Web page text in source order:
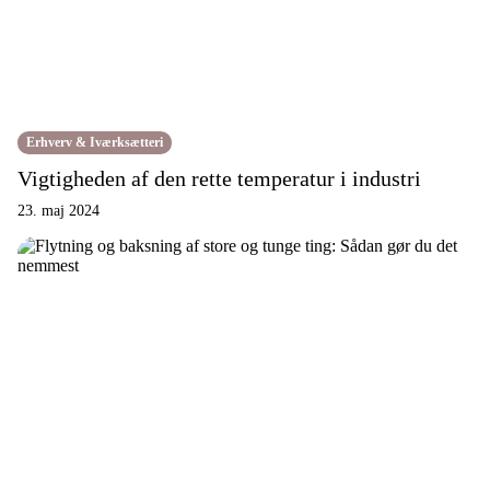
Erhverv & Iværksætteri
Vigtigheden af den rette temperatur i industri
23. maj 2024